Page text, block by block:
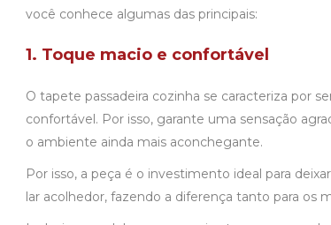
você conhece algumas das principais:
1. Toque macio e confortável
O tapete passadeira cozinha se caracteriza por
confortável. Por isso, garante uma sensação
o ambiente ainda mais aconchegante.
Por isso, a peça é o investimento ideal para
lar acolhedor, fazendo a diferença tanto para os